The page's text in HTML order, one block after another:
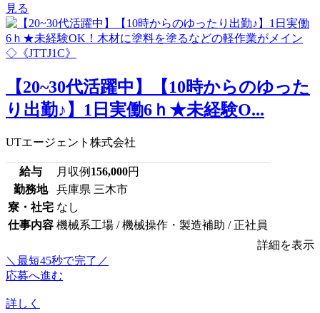
見る
【20~30代活躍中】【10時からのゆった
り出勤♪】1日実働6ｈ★未経験O...
UTエージェント株式会社
給与 月収例 156,000円
勤務地
兵庫県 三木市
寮・社宅 なし
仕事内容 機械系工場 / 機械操作・製造補助 / 正社員
詳細を表示
＼最短45秒で完了／
応募へ進む
詳しく